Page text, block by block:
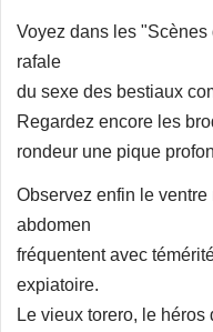
Voyez dans les
rafale
du sexe des bestiaux
Regardez encore les
rondeur une pique
Observez enfin le
abdomen
fréquentent avec
expiatoire.
Le vieux torero, le